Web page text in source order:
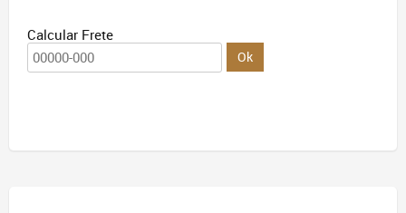
Calcular Frete
Ok